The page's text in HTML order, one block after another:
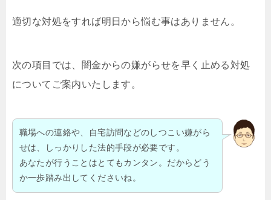
適切な対処をすれば明日から悩む事はありません。
次の項目では、闇金からの嫌がらせを早く止める対処
についてご案内いたします。
職場への連絡や、自宅訪問などのしつこい嫌がら
せは、しっかりした法的手段が必要です。
あなたが行うことはとてもカンタン。だからどう
か一歩踏み出してくださいね。